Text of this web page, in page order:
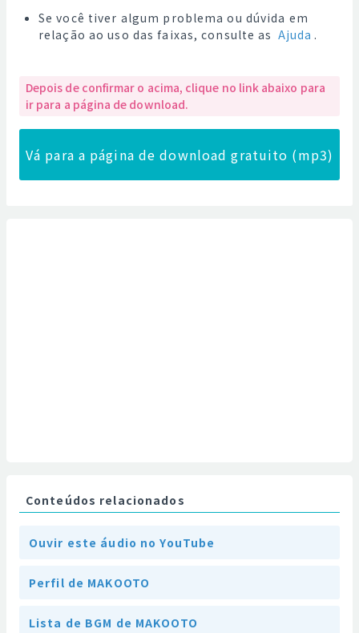
Se você tiver algum problema ou dúvida em
relação ao uso das faixas, consulte as Ajuda .
Depois de confirmar o acima, clique no link abaixo para
ir para a página de download.
Vá para a página de download gratuito (mp3)
Conteúdos relacionados
Ouvir este áudio no YouTube
Perfil de MAKOOTO
Lista de BGM de MAKOOTO